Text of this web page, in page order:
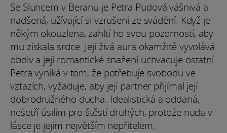
Se Sluncem v Beranu je Petra Pudová vášnivá a
nadšená, užívající si vzrušení ze svádění. Když je
někým okouzlena, zahltí ho svou pozorností, aby
mu získala srdce. Její živá aura okamžitě vyvolává
obdiv a její romantické snažení uchvacuje ostatní.
Petra vyniká v tom, že potřebuje svobodu ve
vztazích, vyžaduje, aby její partner přijímal její
dobrodružného ducha. Idealistická a oddaná,
nešetří úsilím pro štěstí druhých, protože nuda v
lásce je jejím největším nepřítelem.